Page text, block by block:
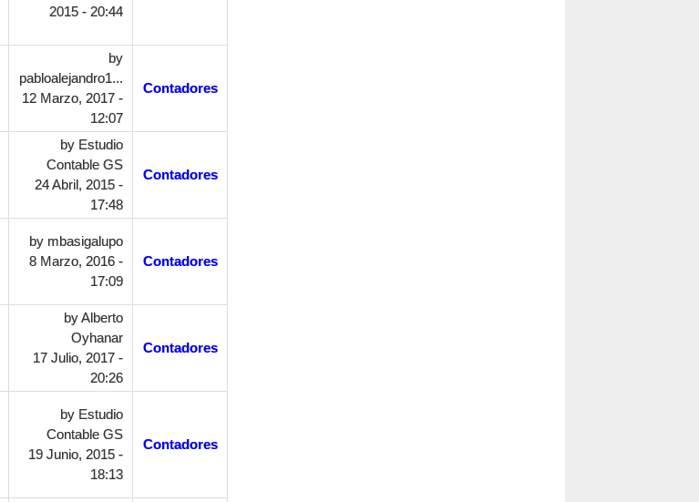
2015 - 20:44
by
pabloalejandro1...
12 Marzo, 2017 -
12:07
Contadores
by Estudio
Contable GS
24 Abril, 2015 -
17:48
Contadores
by mbasigalupo
8 Marzo, 2016 -
17:09
Contadores
byAlberto
Oyhanar
17 Julio, 2017 -
20:26
Contadores
by Estudio
Contable GS
19 Junio, 2015 -
18:13
Contadores